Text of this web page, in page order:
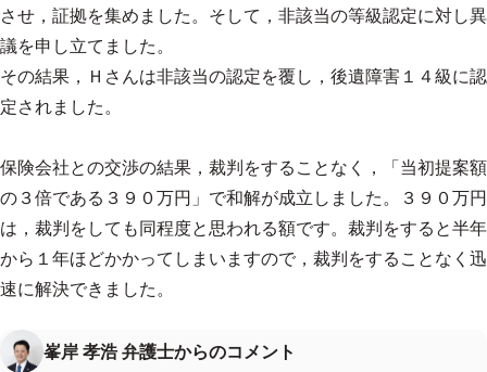
させ，証拠を集めました。そして，非該当の等級認定に対し異
議を申し立てました。
その結果，Ｈさんは非該当の認定を覆し，後遺障害１４級に認
定されました。
保険会社との交渉の結果，裁判をすることなく，「当初提案額
の３倍である３９０万円」で和解が成立しました。３９０万円
は，裁判をしても同程度と思われる額です。裁判をすると半年
から１年ほどかかってしまいますので，裁判をすることなく迅
速に解決できました。
峯岸 孝浩 弁護士からのコメント